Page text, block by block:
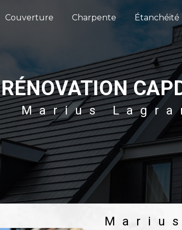
Couverture Charpente Étanchéité
RÉNOVATION
Marius